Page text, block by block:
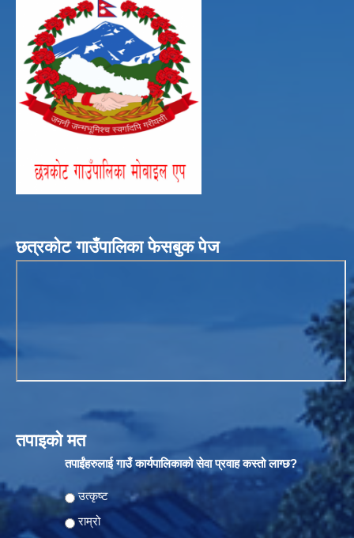
छत्रकोट गाउँपालिका फेसबुक पेज
तपाइको मत
तपाईंहरुलाई गाउँ कार्यपालिकाको सेवा प्रवाह कस्तो लाग्छ?
Choices
उत्कृष्ट
राम्रो